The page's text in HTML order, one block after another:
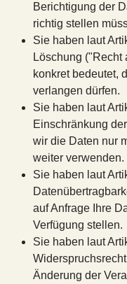
Berichtigung der
richtig stellen
Sie haben laut
Löschung ("Recht
konkret bedeutet,
verlangen dürfen.
Sie haben laut
Einschränkung
wir die Daten nur
weiter verwenden.
Sie haben laut
auf Anfrage Ihre
Verfügung stellen.
Sie haben laut
Änderung der